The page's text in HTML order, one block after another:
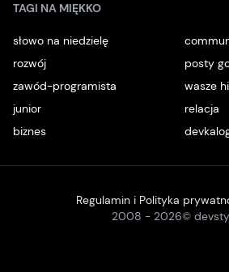
TAGI NA MIĘKKO
słowo na niedzielę
rozwój
posty
zawód-programista
wasze
junior
relacja
biznes
2008 - 2026©
Regulamin i Polityka